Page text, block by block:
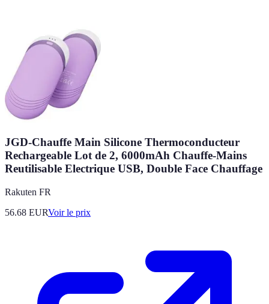
JGD-Chauffe Main Silicone Thermoconducteur
Rechargeable Lot de 2, 6000mAh Chauffe-Mains
Reutilisable Electrique USB, Double Face Chauffage
Rakuten FR
56.68 EURVoir le prix